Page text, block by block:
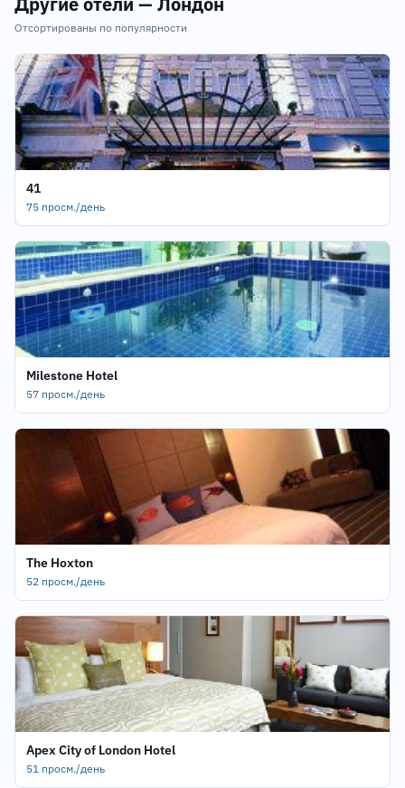
Отсортированы по популярности
41
75 просм./день
Milestone Hotel
57 просм./день
The Hoxton
52 просм./день
Apex City of London Hotel
51 просм./день